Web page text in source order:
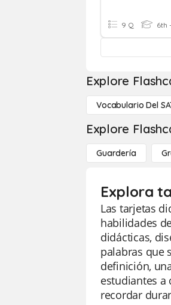
9 Q 6th
Explore
Vocabulario Del
Explore
Guardería
Explora
Las tarjetas
habilidades
didácticas,
palabras que
definición,
estudiantes a
recordar